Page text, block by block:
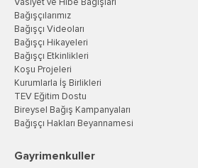
Vasiyet ve Hibe Bağışları
Bağışçılarımız
Bağışçı Videoları
Bağışçı Hikayeleri
Bağışçı Etkinlikleri
Koşu Projeleri
Kurumlarla İş Birlikleri
TEV Eğitim Dostu
Bireysel Bağış Kampanyaları
Bağışçı Hakları Beyannamesi
Gayrimenkuller